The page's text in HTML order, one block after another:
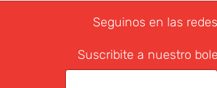
Seguinos en las redes
Suscribite a nuestro